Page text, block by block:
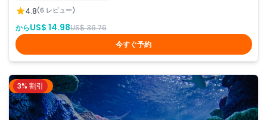
4.8(6 レビュー)
からUS$ 14.98US$ 36.76
今すぐ予約
シドニー
3% 割引